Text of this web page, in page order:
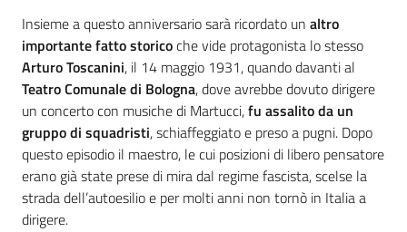
Insieme a questo anniversario sarà ricordato un altro
importante fatto storicoche vide protagonista lo stesso
Arturo Toscanini, il 14 maggio 1931, quando davanti al
Teatro Comunale di Bologna, dove avrebbe dovuto dirigere
un concerto con musiche di Martucci,fu assalito da un
gruppo di squadristi, schiaffeggiato e preso a pugni. Dopo
questo episodio il maestro, le cui posizioni di libero pensatore
erano già state prese di mira dal regime fascista, scelse la
strada dell’autoesilio e per molti anni non tornò in Italia a
dirigere.